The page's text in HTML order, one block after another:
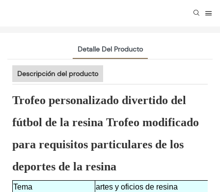
Detalle Del Producto
Descripción del producto
Trofeo personalizado divertido del
fútbol de la resina Trofeo modificado
para requisitos particulares de los
deportes de la resina
Tema
artes y oficios de resina